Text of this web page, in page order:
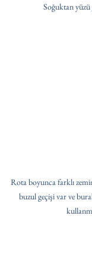
Soğuktan yüzü
Rota boyunca farklı
buzul geçişi var ve